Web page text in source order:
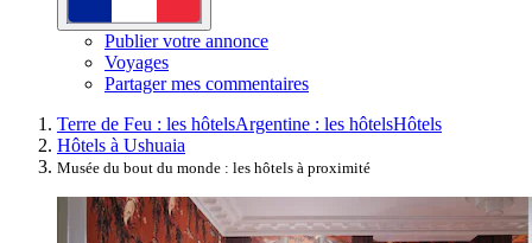
Publier votre annonce
Voyages
Partager mes commentaires
Terre de Feu : les hôtelsArgentine : les hôtelsHôtels
Hôtels à Ushuaia
Musée du bout du monde : les hôtels à proximité